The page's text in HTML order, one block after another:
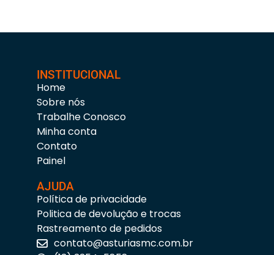
INSTITUCIONAL
Home
Sobre nós
Trabalhe Conosco
Minha conta
Contato
Painel
AJUDA
Política de privacidade
Politica de devolução e trocas
Rastreamento de pedidos
contato@asturiasmc.com.br